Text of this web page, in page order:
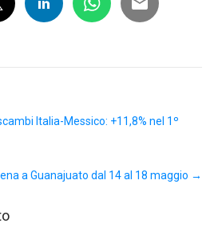
Italia-Messico: +11,8% nel 1º
a Guanajuato dal 14 al 18 maggio →